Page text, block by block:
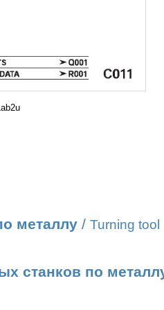
металлу / Turning tool
станков по